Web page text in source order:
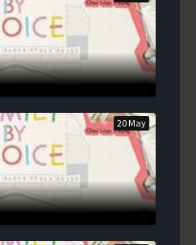
20 May